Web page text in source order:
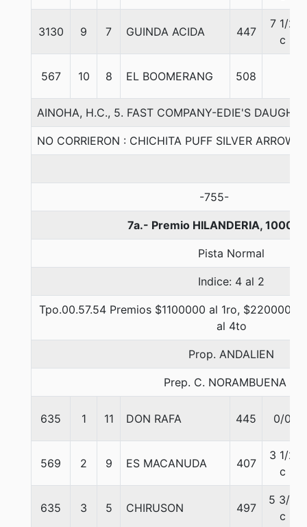
3130 9 7 GUINDA ACIDA 447
7 1/2
c
567 10 8 EL BOOMERANG 508
AINOHA, H.C., 5. FAST COMPANY-EDIE'S
NO CORRIERON : CHICHITA PUFF SILVER ARROW
-755-
7a.- Premio HILANDERIA, 1000
Pista Normal
Indice: 4 al 2
Tpo.00.57.54 Premios $1100000 al 1ro, $220000
al 4to
Prop. ANDALIEN
Prep. C. NORAMBUENA B.
635 1 11 DON RAFA 445 0/0
569 2 9 ES MACANUDA 407
3 1/2
c
635 3 5 CHIRUSON 497
5 3/4
c